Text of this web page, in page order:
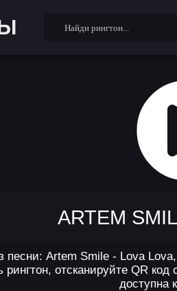
ARTEM
Artem Smile - Lova
отсканируйте QR
доступна